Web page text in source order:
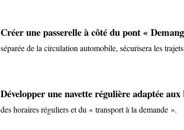
Créer une passerelle à côté du pont «
séparée de la circulation automobile, sécurisera les
Développer une navette régulière adaptée aux
des horaires réguliers et du « transport à la demande ».